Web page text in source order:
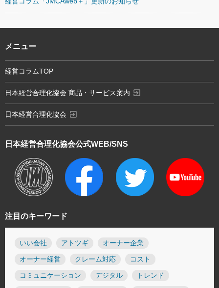
注目のキーワード
いい会社 アトツギ オーナー企業
オーナー経営 クレーム対応 コスト
コミュニケーション デジタル トレンド
日本経営合理化協会公式WEB/SNS
メニュー
経営コラムTOP
日本経営合理化協会 商品・サービス案内 exit_to_app
日本経営合理化協会 exit_to_app